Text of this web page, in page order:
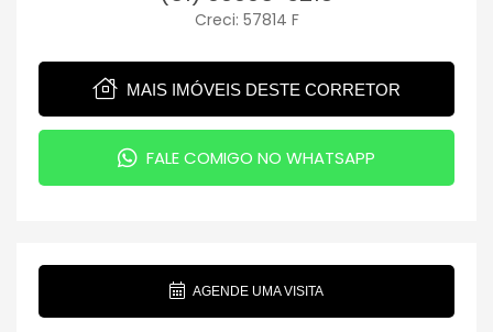
Creci: 57814 F
MAIS IMÓVEIS DESTE CORRETOR
FALE COMIGO NO WHATSAPP
AGENDE UMA VISITA